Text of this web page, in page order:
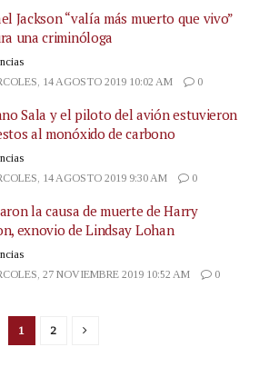
Jackson “valía más muerto que vivo”
una criminóloga
14 AGOSTO 2019 10:02 AM
0
Sala y el piloto del avión estuvieron
al monóxido de carbono
14 AGOSTO 2019 9:30 AM
0
la causa de muerte de Harry
exnovio de Lindsay Lohan
27 NOVIEMBRE 2019 10:52 AM
0
1 2